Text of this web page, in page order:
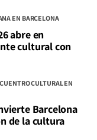
EN BARCELONA
abre en
cultural con
CULTURAL EN
Barcelona
de la cultura